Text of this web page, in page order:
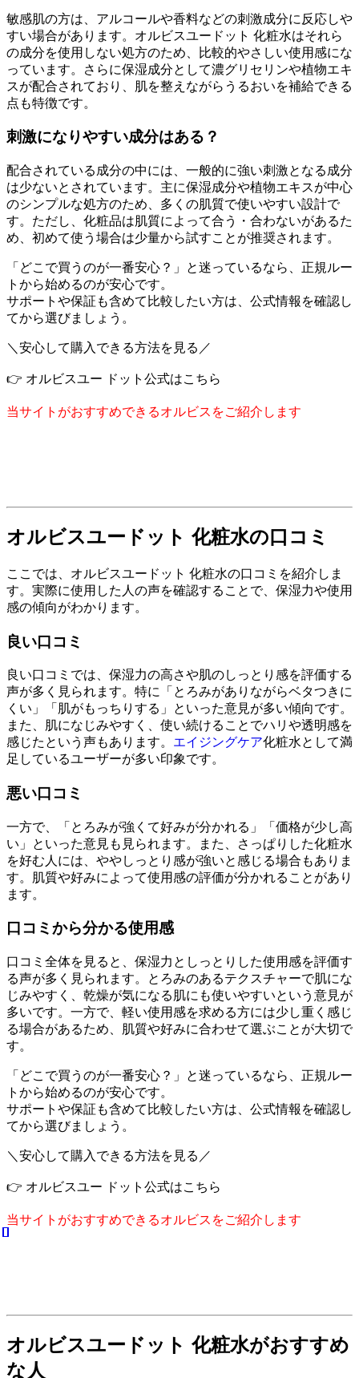
敏感肌の方は、アルコールや香料などの刺激成分に反応しや
すい場合があります。オルビスユードット 化粧水はそれら
の成分を使用しない処方のため、比較的やさしい使用感にな
っています。さらに保湿成分として濃グリセリンや植物エキ
スが配合されており、肌を整えながらうるおいを補給できる
点も特徴です。
刺激になりやすい成分はある？
配合されている成分の中には、一般的に強い刺激となる成分
は少ないとされています。主に保湿成分や植物エキスが中心
のシンプルな処方のため、多くの肌質で使いやすい設計で
す。ただし、化粧品は肌質によって合う・合わないがあるた
め、初めて使う場合は少量から試すことが推奨されます。
「どこで買うのが一番安心？」と迷っているなら、正規ルー
トから始めるのが安心です。
サポートや保証も含めて比較したい方は、公式情報を確認し
てから選びましょう。
＼安心して購入できる方法を見る／
👉 オルビスユー ドット公式はこちら
当サイトがおすすめできるオルビスをご紹介します
オルビスユードット 化粧水の口コミ
ここでは、オルビスユードット 化粧水の口コミを紹介しま
す。実際に使用した人の声を確認することで、保湿力や使用
感の傾向がわかります。
良い口コミ
良い口コミでは、保湿力の高さや肌のしっとり感を評価する
声が多く見られます。特に「とろみがありながらベタつきに
くい」「肌がもっちりする」といった意見が多い傾向です。
また、肌になじみやすく、使い続けることでハリや透明感を
感じたという声もあります。 エイジングケア化粧水として満
足しているユーザーが多い印象です。
悪い口コミ
一方で、「とろみが強くて好みが分かれる」「価格が少し高
い」といった意見も見られます。また、さっぱりした化粧水
を好む人には、ややしっとり感が強いと感じる場合もありま
す。肌質や好みによって使用感の評価が分かれることがあり
ます。
口コミから分かる使用感
口コミ全体を見ると、保湿力としっとりした使用感を評価す
る声が多く見られます。とろみのあるテクスチャーで肌にな
じみやすく、乾燥が気になる肌にも使いやすいという意見が
多いです。一方で、軽い使用感を求める方には少し重く感じ
る場合があるため、肌質や好みに合わせて選ぶことが大切で
す。
「どこで買うのが一番安心？」と迷っているなら、正規ルー
トから始めるのが安心です。
サポートや保証も含めて比較したい方は、公式情報を確認し
てから選びましょう。
＼安心して購入できる方法を見る／
👉 オルビスユー ドット公式はこちら
当サイトがおすすめできるオルビスをご紹介します
オルビスユードット 化粧水がおすすめ
な人